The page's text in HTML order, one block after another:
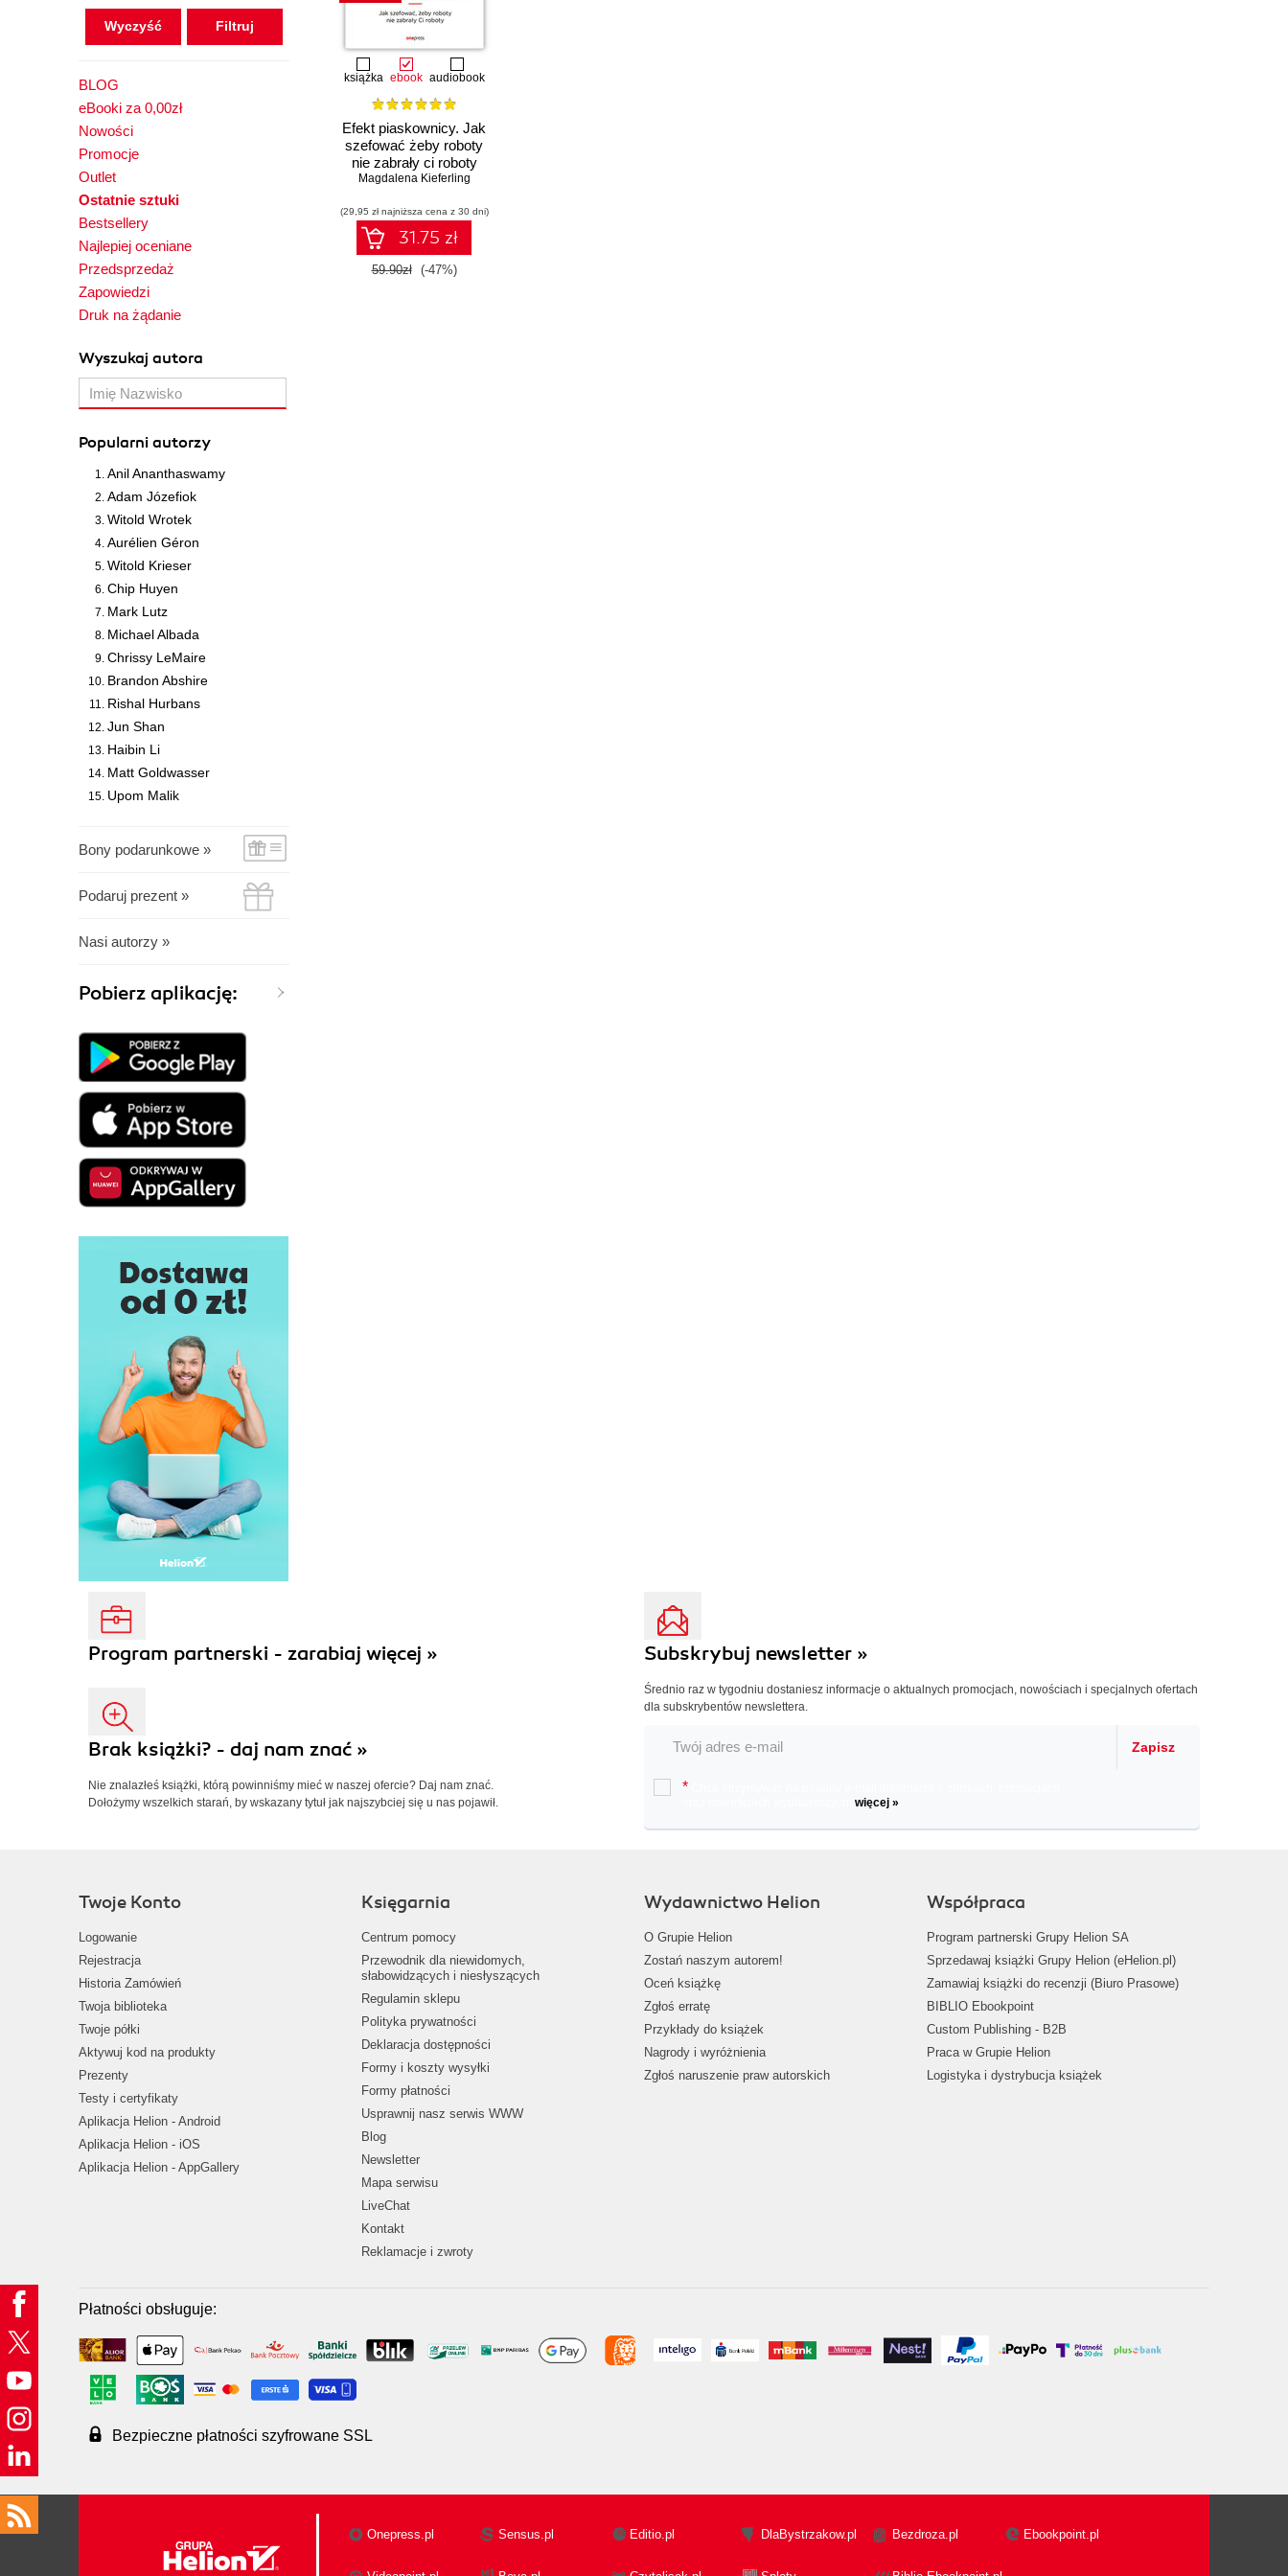
Wyczyść
BLOG
eBooki za 0,00zł
Nowości
Promocje
Outlet
Ostatnie sztuki
Bestsellery
Najlepiej oceniane
Przedsprzedaż
Zapowiedzi
Druk na żądanie
Wyszukaj autora
Popularni autorzy
Anil Ananthaswamy
Adam Józefiok
Witold Wrotek
Aurélien Géron
Witold Krieser
Chip Huyen
Mark Lutz
Michael Albada
Chrissy LeMaire
Brandon Abshire
Rishal Hurbans
Jun Shan
Haibin Li
Matt Goldwasser
Upom Malik
Bony podarunkowe »
Podaruj prezent »
Nasi autorzy »
Pobierz aplikację:
książka ebook audiobook
Efekt piaskownicy. Jak
szefować żeby roboty
nie zabrały ci roboty
Magdalena Kieferling
(29,95 zł najniższa cena z 30 dni)
31.75 zł
59.90zł (-47%)
Program partnerski - zarabiaj więcej »
Brak książki? - daj nam znać »
Nie znalazłeś książki, którą powinniśmy mieć w naszej ofercie? Daj nam znać.
Dołożymy wszelkich starań, by wskazany tytuł jak najszybciej się u nas pojawił.
Subskrybuj newsletter »
Średnio raz w tygodniu dostaniesz informacje o aktualnych promocjach, nowościach i specjalnych ofertach
dla subskrybentów newslettera.
Zapisz
*
więcej »
Twoje Konto
Logowanie
Rejestracja
Historia Zamówień
Twoja biblioteka
Twoje półki
Aktywuj kod na produkty
Prezenty
Testy i certyfikaty
Aplikacja Helion - Android
Aplikacja Helion - iOS
Aplikacja Helion - AppGallery
Księgarnia
Centrum pomocy
Przewodnik dla niewidomych,
słabowidzących i niesłyszących
Regulamin sklepu
Polityka prywatności
Deklaracja dostępności
Formy i koszty wysyłki
Formy płatności
Usprawnij nasz serwis WWW
Blog
Newsletter
Mapa serwisu
LiveChat
Kontakt
Reklamacje i zwroty
Wydawnictwo Helion
O Grupie Helion
Zostań naszym autorem!
Oceń książkę
Zgłoś erratę
Przykłady do książek
Nagrody i wyróżnienia
Zgłoś naruszenie praw autorskich
Współpraca
Program partnerski Grupy Helion SA
Sprzedawaj książki Grupy Helion (eHelion.pl)
Zamawiaj książki do recenzji (Biuro Prasowe)
BIBLIO Ebookpoint
Custom Publishing - B2B
Praca w Grupie Helion
Logistyka i dystrybucja książek
Płatności obsługuje:
Bezpieczne płatności szyfrowane SSL
Onepress.pl Sensus.pl Editio.pl DlaBystrzakow.pl Bezdroza.pl Ebookpoint.pl